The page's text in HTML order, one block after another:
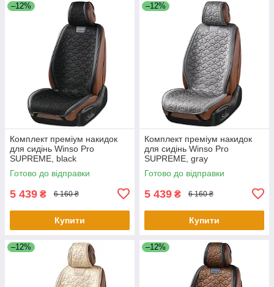
–12%
Комплект преміум накидок
для сидінь Winso Pro
SUPREME, black
Готово до відправки
5 439 ₴ 6 160 ₴
Купити
–12%
Комплект преміум накидок
для сидінь Winso Pro
SUPREME, gray
Готово до відправки
5 439 ₴ 6 160 ₴
Купити
–12% –12%